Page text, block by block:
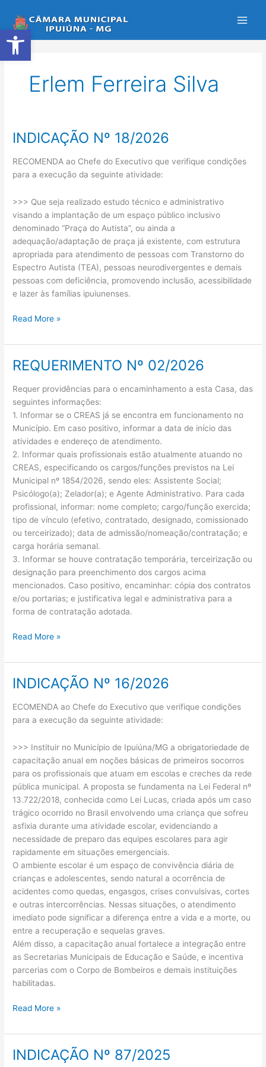
Abrir a barra de ferramentas
para
o
conteúdo
Erlem Ferreira Silva
INDICAÇÃO Nº 18/2026
RECOMENDA ao Chefe do Executivo que verifique condições
para a execução da seguinte atividade:
>>> Que seja realizado estudo técnico e administrativo
visando a implantação de um espaço público inclusivo
denominado “Praça do Autista”, ou ainda a
adequação/adaptação de praça já existente, com estrutura
apropriada para atendimento de pessoas com Transtorno do
Espectro Autista (TEA), pessoas neurodivergentes e demais
pessoas com deficiência, promovendo inclusão, acessibilidade
e lazer às famílias ipuiunenses.
INDICAÇÃO
18/2026
Read More »
REQUERIMENTO Nº 02/2026
Requer providências para o encaminhamento a esta Casa, das
seguintes informações:
1. Informar se o CREAS já se encontra em funcionamento no
Município. Em caso positivo, informar a data de início das
atividades e endereço de atendimento.
2. Informar quais profissionais estão atualmente atuando no
CREAS, especificando os cargos/funções previstos na Lei
Municipal nº 1854/2026, sendo eles: Assistente Social;
Psicólogo(a); Zelador(a); e Agente Administrativo. Para cada
profissional, informar: nome completo; cargo/função exercida;
tipo de vínculo (efetivo, contratado, designado, comissionado
ou terceirizado); data de admissão/nomeação/contratação; e
carga horária semanal.
3. Informar se houve contratação temporária, terceirização ou
designação para preenchimento dos cargos acima
mencionados. Caso positivo, encaminhar: cópia dos contratos
e/ou portarias; e justificativa legal e administrativa para a
forma de contratação adotada.
REQUERIMENTO
02/2026
Read More »
INDICAÇÃO Nº 16/2026
ECOMENDA ao Chefe do Executivo que verifique condições
para a execução da seguinte atividade:
>>> Instituir no Município de Ipuiúna/MG a obrigatoriedade de
capacitação anual em noções básicas de primeiros socorros
para os profissionais que atuam em escolas e creches da rede
pública municipal. A proposta se fundamenta na Lei Federal nº
13.722/2018, conhecida como Lei Lucas, criada após um caso
trágico ocorrido no Brasil envolvendo uma criança que sofreu
asfixia durante uma atividade escolar, evidenciando a
necessidade de preparo das equipes escolares para agir
rapidamente em situações emergenciais.
O ambiente escolar é um espaço de convivência diária de
crianças e adolescentes, sendo natural a ocorrência de
acidentes como quedas, engasgos, crises convulsivas, cortes
e outras intercorrências. Nessas situações, o atendimento
imediato pode significar a diferença entre a vida e a morte, ou
entre a recuperação e sequelas graves.
Além disso, a capacitação anual fortalece a integração entre
as Secretarias Municipais de Educação e Saúde, e incentiva
parcerias com o Corpo de Bombeiros e demais instituições
habilitadas.
INDICAÇÃO
16/2026
Read More »
INDICAÇÃO Nº 87/2025
INDICAÇÃO